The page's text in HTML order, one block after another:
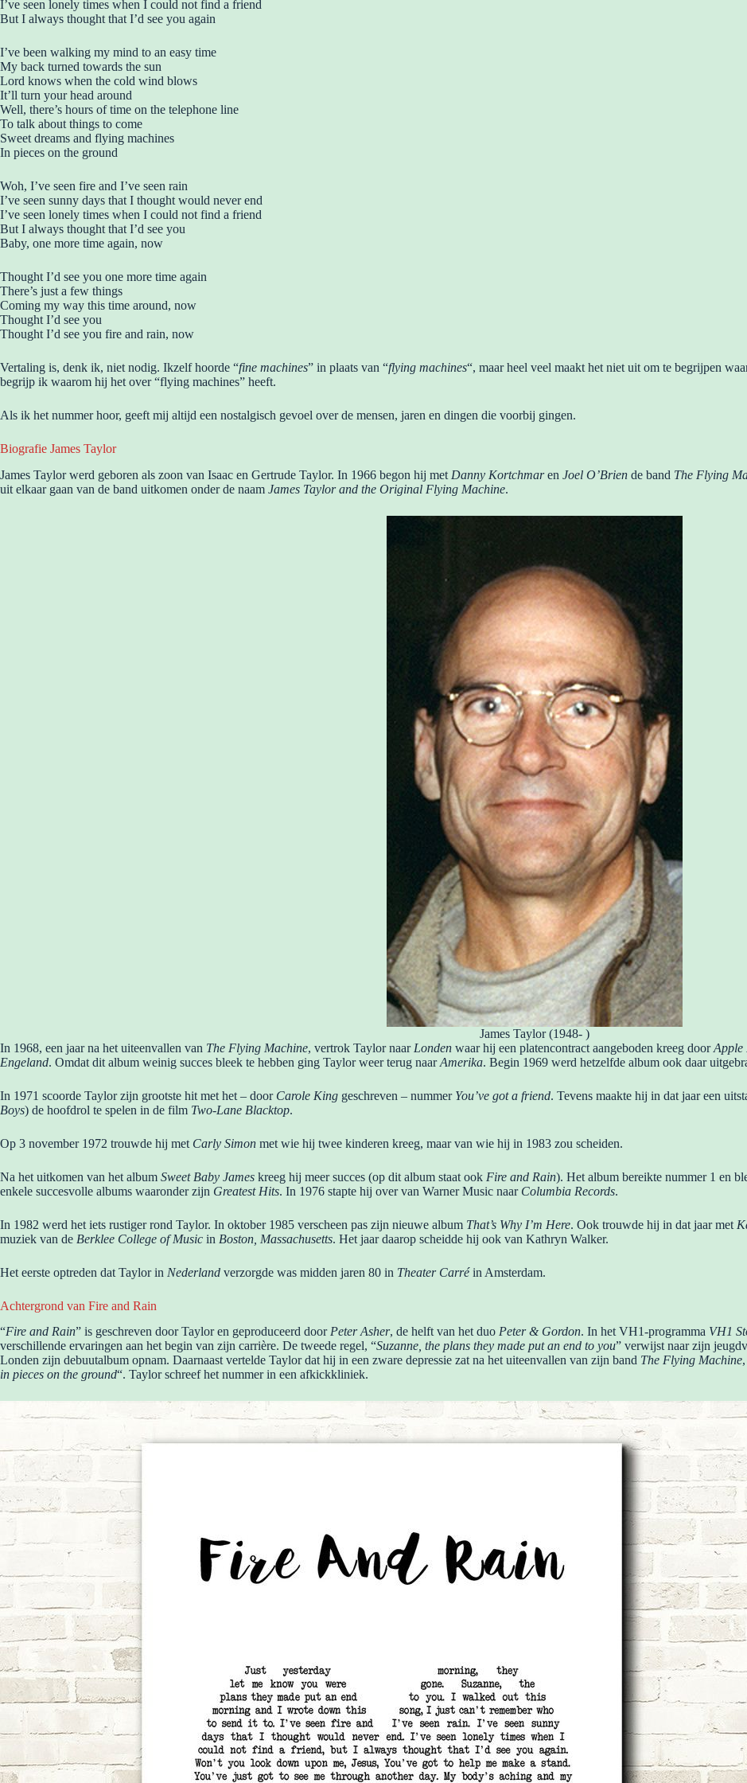
I’ve seen lonely times when I could not find a friend
But I always thought that I’d see you again
I’ve been walking my mind to an easy time
My back turned towards the sun
Lord knows when the cold wind blows
It’ll turn your head around
Well, there’s hours of time on the telephone line
To talk about things to come
Sweet dreams and flying machines
In pieces on the ground
Woh, I’ve seen fire and I’ve seen rain
I’ve seen sunny days that I thought would never end
I’ve seen lonely times when I could not find a friend
But I always thought that I’d see you
Baby, one more time again, now
Thought I’d see you one more time again
There’s just a few things
Coming my way this time around, now
Thought I’d see you
Thought I’d see you fire and rain, now
Vertaling is, denk ik, niet nodig. Ikzelf hoorde “fine machines” in plaats van “flying machines“, maar heel veel maakt het niet uit om te begrijpen
begrijp ik waarom hij het over “flying machines” heeft.
Als ik het nummer hoor, geeft mij altijd een nostalgisch gevoel over de mensen, jaren en dingen die voorbij gingen.
Biografie James Taylor
James Taylor werd geboren als zoon van Isaac en Gertrude Taylor. In 1966 begon hij met Danny Kortchmaren Joel O’Brien de band The Flying
uit elkaar gaan van de band uitkomen onder de naam James Taylor and the Original Flying Machine.
James Taylor (1948- )
In 1968, een jaar na het uiteenvallen van The Flying Machine, vertrok Taylor naar Londen waar hij een platencontract aangeboden kreeg doorApple
Engeland. Omdat dit album weinig succes bleek te hebben ging Taylor weer terug naarAmerika. Begin 1969 werd hetzelfde album ook daar
In 1971 scoorde Taylor zijn grootste hit met het – door Carole King geschreven – nummer You’ve got a friend. Tevens maakte hij in dat jaar een
Boys) de hoofdrol te spelen in de film Two-Lane Blacktop.
Op 3 november 1972 trouwde hij met Carly Simon met wie hij twee kinderen kreeg, maar van wie hij in 1983 zou scheiden.
Na het uitkomen van het album Sweet Baby James kreeg hij meer succes (op dit album staat ook Fire and Rain). Het album bereikte nummer 1 en
enkele succesvolle albums waaronder zijn Greatest Hits. In 1976 stapte hij over van Warner Music naar Columbia Records.
In 1982 werd het iets rustiger rond Taylor. In oktober 1985 verscheen pas zijn nieuwe album That’s Why I’m Here. Ook trouwde hij in dat jaar met
muziek van de Berklee College of Music in Boston, Massachusetts. Het jaar daarop scheidde hij ook van Kathryn Walker.
Het eerste optreden dat Taylor in Nederland verzorgde was midden jaren 80 in Theater Carréin Amsterdam.
Achtergrond van Fire and Rain
“Fire and Rain” is geschreven door Taylor en geproduceerd door Peter Asher, de helft van het duo Peter & Gordon. In het VH1-programma VH1
verschillende ervaringen aan het begin van zijn carrière. De tweede regel, “Suzanne, the plans they made put an end to you” verwijst naar zijn
Londen zijn debuutalbum opnam. Daarnaast vertelde Taylor dat hij in een zware depressie zat na het uiteenvallen van zijn band The Flying Machine
in pieces on the ground“. Taylor schreef het nummer in een afkickkliniek.